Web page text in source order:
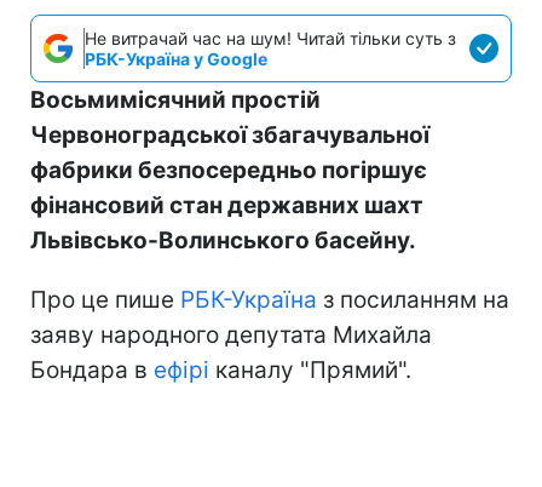
Не витрачай час на шум! Читай тільки суть з
РБК-Україна у Google
Восьмимісячний простій
Червоноградської збагачувальної
фабрики безпосередньо погіршує
фінансовий стан державних шахт
Львівсько-Волинського басейну.
Про це пише РБК-Україна з посиланням на
заяву народного депутата Михайла
Бондара в ефірі каналу "Прямий".